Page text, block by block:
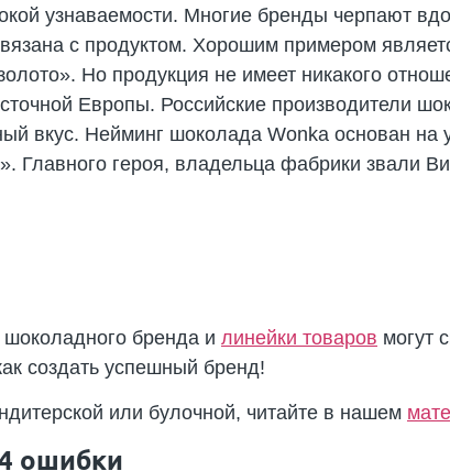
узнаваемости. Многие бренды черпают
с продуктом. Хорошим примером
Но продукция не имеет никакого
Европы. Российские производители
вкус. Нейминг шоколада Wonka основан на
героя, владельца фабрики звали
шоколадного бренда и линейки товаров могут
создать успешный бренд!
или булочной, читайте в нашем
ошибки